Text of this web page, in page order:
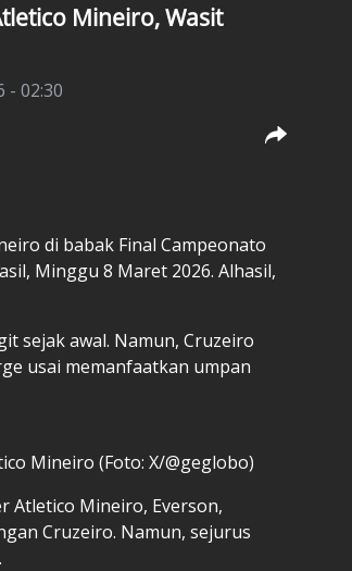
Mineiro, Wasit
- 02:30
di babak Final Campeonato
Minggu 8 Maret 2026. Alhasil,
sejak awal. Namun, Cruzeiro
usai memanfaatkan umpan
Mineiro (Foto: X/@geglobo)
Atletico Mineiro, Everson,
Cruzeiro. Namun, sejurus